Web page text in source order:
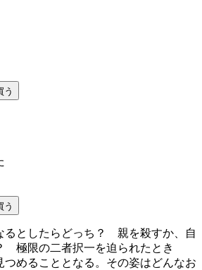
う
う
としたらどっち？ 親を殺すか、自
極限の二者択一を迫られたとき
つめることとなる。その姿はどんなお